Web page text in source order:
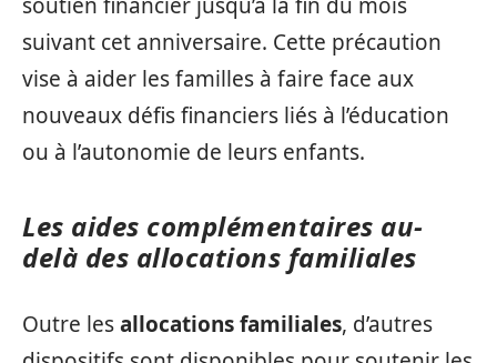
suivant cet anniversaire. Cette précaution
vise à aider les familles à faire face aux
nouveaux défis financiers liés à l’éducation
ou à l’autonomie de leurs enfants.
Les aides complémentaires au-
delà des allocations familiales
Outre lesallocations familiales, d’autres